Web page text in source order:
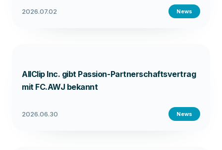
2026.07.02 News
AllClip Inc. gibt Passion-Partnerschaftsvertrag
mit FC.AWJ bekannt
2026.06.30 News